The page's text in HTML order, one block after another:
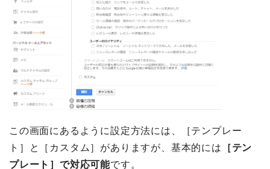
この画面にあるように設定方法には、［テンプレー
ト］と［カスタム］がありますが、基本的には
［テン
プレート］で対応可能です。